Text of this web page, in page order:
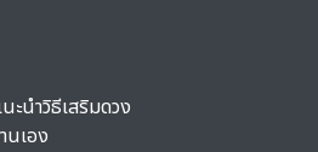
ะนำวิธีเสริมดวง
นเอง